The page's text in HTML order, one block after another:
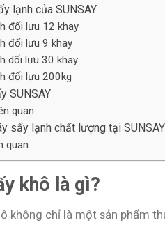
lạnh của SUNSAY
đối lưu 12 khay
đối lưu 9 khay
dối lưu 30 khay
đối lưu 200kg
SUNSAY
quan
sấy lạnh chất lượng tại SUNSAY
quan:
khô là gì?
không chỉ là một sản phẩm